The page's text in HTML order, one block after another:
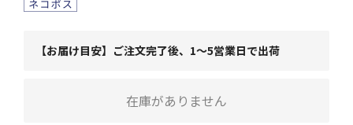
【お届け目安】ご注文完了後、1～5営業日で出荷
在庫がありません